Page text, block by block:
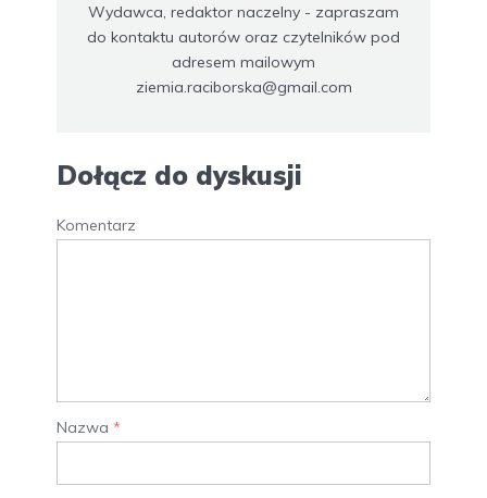
Wydawca, redaktor naczelny - zapraszam
do kontaktu autorów oraz czytelników pod
adresem mailowym
ziemia.raciborska@gmail.com
Dołącz do dyskusji
Komentarz
Nazwa *